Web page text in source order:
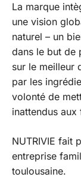
La marque
une vision
naturel – un
dans le but de
sur le meilleur
par les
volonté de
inattendus
NUTRIVIE fait
entreprise
toulousaine.